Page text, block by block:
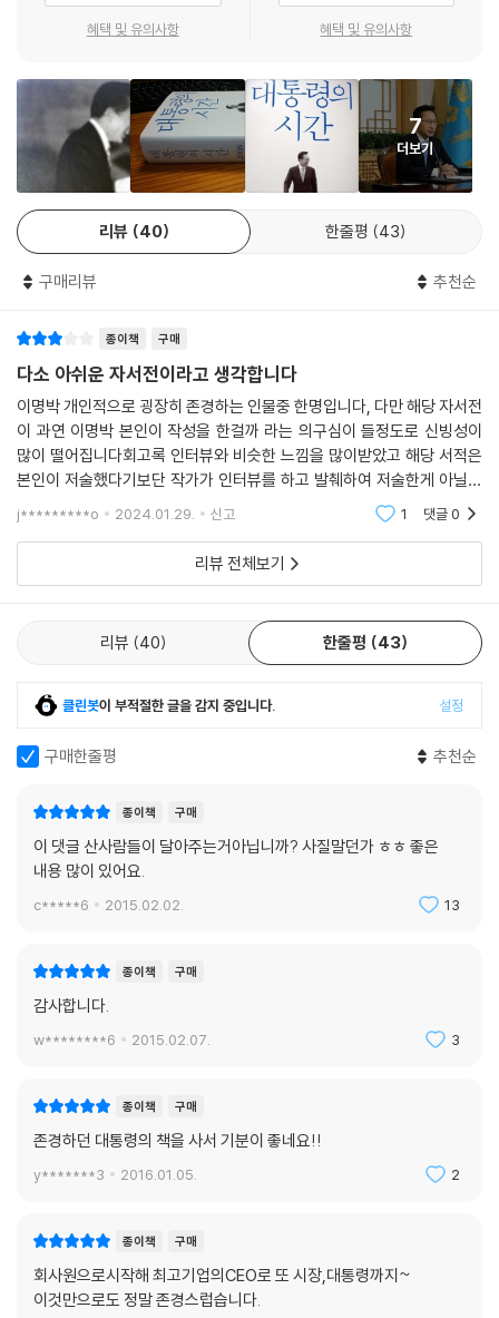
13. 한·중 관계의 질적 변화
한·중 FTA 협상 개시 | 중국 어선 불법 조업 문제 | 탈북자 문제의 조용한
습니까?”
5장 원칙 있는 대북정책
14. 대북정책의 패러다임 변화
취임식에 북한이 온다? | 대북정책 DNA가 바뀌다 | 핵 포기와 경협은 병
행해야 | 북한 인권, 대북정책의 또 하나의 축 | 금강산 박왕자 씨 피격 사건
면 참여하다 | 그랜드바겐을 제안하다 | 개성공단 폐쇄라는 초강수에 맞서
15. 북한의 정상회담 제안과 천안함·연평도 도발
북한 조문단의 방문 | 한반도 비핵화 공동선언도 있다 | 원자바오, “김정일
이 정상회담에 기대를 걸고 있다” | 싱가포르 접촉 중단 | 또다시 엄청난 대
가를 요구하고 | 만남을 위한 만남은 이제 그만 | 천안함 폭침, 되풀이된 도
발 | 북한 어뢰 잔해를 찾다 | 5·24 조치 발표 | 연평도 포격과 교전수칙 변
경 | 추가 도발 시 몇 배로 응징하라 | 중국, “도발하면 북돕지 않겠다”
평양과 서울, 뉴욕, 베이징 3단계 접촉 | 원자바오, 또다시 남북 정상회담
을 거론하다 | 충격 받은 김정일, 급거 귀국 | 김정일 사망 | 진정한 광복은
| 왜 남북 정상회담을 하지 않았나
17. 한걸음씩 미래로
셔틀 외교의 복원 | 가해자는 잊어도, 피해자는 잊지 못한다 | 하토야마,
“역사 직시할 용기 있다” | 아쉬운 퇴진 | 한국을 특정해 사과한 ‘간 나오토
담화’ | 조선왕조 의궤를 돌려받다 | 일본 원전 피해 지역 방문 | “영토의
18. 우려스러운 일본의 우경화
천지개벽 두 번 해도 독도는 우리 땅 | ‘위안부’ 해결할 마지막 시기 | “제2,
제3의 소녀상 계속 세워질 것” | 위안부 문제 해결 9부 능선을 넘다 | 한·미
교? 무엇을 얻었나 | 일왕이 전한 메시지
3국 정상회의를 제안하다 | 갈등 있어도 계속해야
7장 외교의 새 지평을 열다
고록이 아니라 이명박 정부 참모들의 집단 기억을 기록한 책이다. 선진화
이책과 동시 발간된다. 대만과 중국판도 출간 예정이다.
혜택 및 유의사항 혜택 및 유의사항
7
더보기
리뷰 40 한줄평 43
구매리뷰 추천순
종이책 구매
다소 아쉬운 자서전이라고 생각합니다
이명박 개인적으로 굉장히 존경하는 인물중 한명입니다, 다만 해당 자서전
이 과연 이명박 본인이 작성을 한걸까 라는 의구심이 들정도로 신빙성이
많이 떨어집니다회고록 인터뷰와 비슷한 느낌을 많이받았고 해당 서적은
본인이 저술했다기보단 작가가 인터뷰를 하고 발췌하여 저술한게 아닐까
란 생각이 들었습니다하지만 이명박 이라는 인물을 굉장히 존경하는 사람
으로써 해당 서적을
j*********o 2024.01.29. 신고 1 댓글0
리뷰 전체보기
리뷰 40 한줄평 43
클린봇이 부적절한 글을 감지 중입니다. 설정
구매한줄평 추천순
종이책 구매
이 댓글 산사람들이 달아주는거아닙니까? 사질말던가 ㅎㅎ 좋은
내용 많이 있어요.
c*****6 2015.02.02. 13
종이책 구매
감사합니다.
w********6 2015.02.07. 3
종이책 구매
존경하던 대통령의 책을 사서 기분이 좋네요!!
y*******3 2016.01.05. 2
종이책 구매
회사원으로시작해 최고기업의CEO로 또 시장,대통령까지~
이것만으로도 정말 존경스럽습니다.